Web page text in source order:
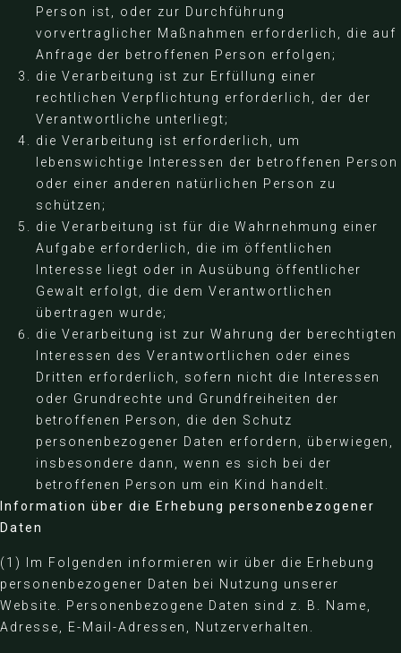
Person ist, oder zur Durchführung
vorvertraglicher Maßnahmen erforderlich, die auf
Anfrage der betroffenen Person erfolgen;
die Verarbeitung ist zur Erfüllung einer
rechtlichen Verpflichtung erforderlich, der der
Verantwortliche unterliegt;
die Verarbeitung ist erforderlich, um
lebenswichtige Interessen der betroffenen Person
oder einer anderen natürlichen Person zu
schützen;
die Verarbeitung ist für die Wahrnehmung einer
Aufgabe erforderlich, die im öffentlichen
Interesse liegt oder in Ausübung öffentlicher
Gewalt erfolgt, die dem Verantwortlichen
übertragen wurde;
die Verarbeitung ist zur Wahrung der berechtigten
Interessen des Verantwortlichen oder eines
Dritten erforderlich, sofern nicht die Interessen
oder Grundrechte und Grundfreiheiten der
betroffenen Person, die den Schutz
personenbezogener Daten erfordern, überwiegen,
insbesondere dann, wenn es sich bei der
betroffenen Person um ein Kind handelt.
Information über die Erhebung personenbezogener
Daten
(1) Im Folgenden informieren wir über die Erhebung
personenbezogener Daten bei Nutzung unserer
Website. Personenbezogene Daten sind z. B. Name,
Adresse, E-Mail-Adressen, Nutzerverhalten.